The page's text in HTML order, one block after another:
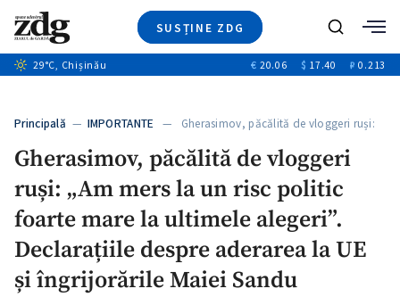
SUSȚINE ZDG
Ştiri
+5
Video
Special
ZdGust
Caută
29°C, Chișinău € 20.06 $ 17.40 ₽ 0.213
Principală — IMPORTANTE — Gherasimov, păcălită de vloggeri ruși:
Gherasimov, păcălită de vloggeri
ruși: „Am mers la un risc politic
foarte mare la ultimele alegeri”.
Declarațiile despre aderarea la UE
și îngrijorările Maiei Sandu